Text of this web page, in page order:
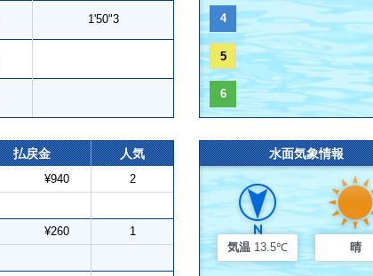
1'50"3 4
5
6
払戻金 人気
¥940 2
¥260 1
水面気象情報
気温 13.5℃ 晴